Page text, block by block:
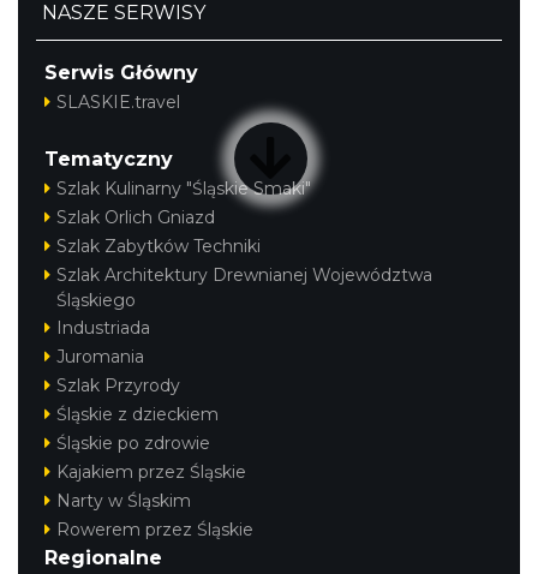
NASZE SERWISY
Serwis Główny
SLASKIE.travel
Tematyczny
Szlak Kulinarny "Śląskie Smaki"
Szlak Orlich Gniazd
Szlak Zabytków Techniki
Szlak Architektury Drewnianej Województwa
Śląskiego
Industriada
Juromania
Szlak Przyrody
Śląskie z dzieckiem
Śląskie po zdrowie
Kajakiem przez Śląskie
Narty w Śląskim
Rowerem przez Śląskie
Regionalne